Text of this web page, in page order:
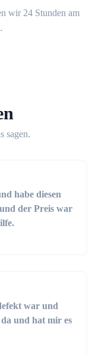
wir 24 Stunden am
sagen.
habe diesen
der Preis war
war und
und hat mir es